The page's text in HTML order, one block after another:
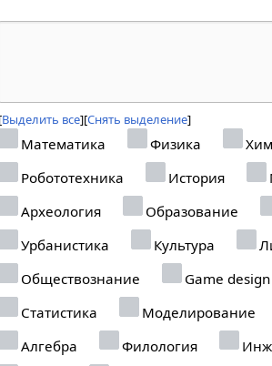
Выделить все Снять выделение
Математика Физика
Робототехника
История
Археология
Образование
Урбанистика
Культура
Обществознание
Game design
Статистика
Моделирование
Алгебра
Филология